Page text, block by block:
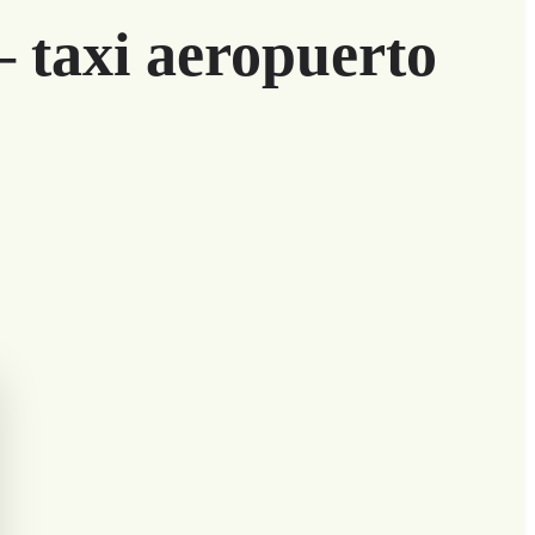
taxi aeropuerto